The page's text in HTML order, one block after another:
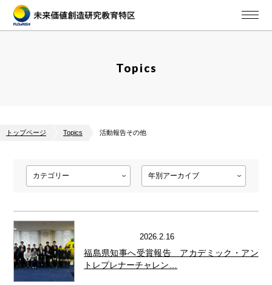
Topics
トップページ Topics 活動報告その他
2026.2.16
福島県知事へ受賞報告 アカデミック・アン
トレプレナーチャレン…